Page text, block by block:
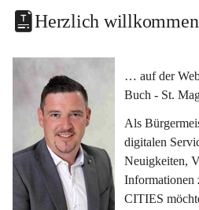
Herzlich willkommen
… auf der
Buch - St.
Als
digitalen
Neuigkeiten,
Informationen
CITIES